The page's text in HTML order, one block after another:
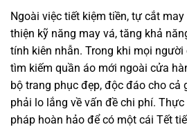
Ngoài việc tiết kiệm tiền, tự cắt
thiện kỹ năng may vá, tăng khả
tính kiên nhẫn. Trong khi mọi
tìm kiếm quần áo mới ngoài cửa
bộ trang phục đẹp, độc đáo cho cả
phải lo lắng về vấn đề chi phí.
pháp hoàn hảo để có một cái Tết